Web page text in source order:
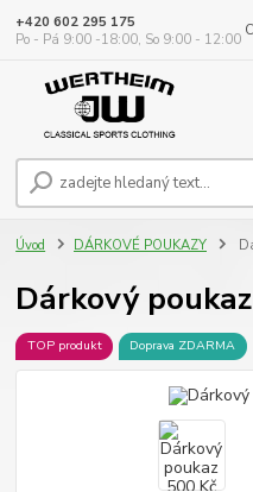
+420 602 295 175
Po - Pá 9:00 -18:00, So 9:00 - 12:00
Úvod DÁRKOVÉ POUKAZY
Dárkový
TOP produkt Doprava ZDARMA